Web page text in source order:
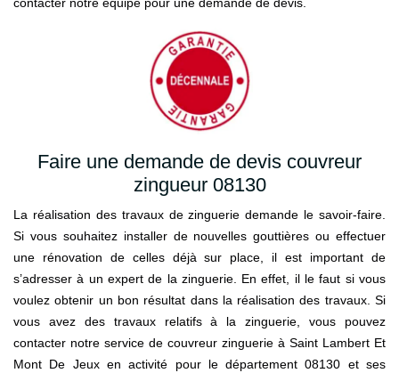
Faire une demande de devis couvreur
zingueur 08130
La réalisation des travaux de zinguerie demande le savoir-faire.
Si vous souhaitez installer de nouvelles gouttières ou effectuer
une rénovation de celles déjà sur place, il est important de
s’adresser à un expert de la zinguerie. En effet, il le faut si vous
voulez obtenir un bon résultat dans la réalisation des travaux. Si
vous avez des travaux relatifs à la zinguerie, vous pouvez
contacter notre service de couvreur zinguerie à Saint Lambert Et
Mont De Jeux en activité pour le département 08130 et ses